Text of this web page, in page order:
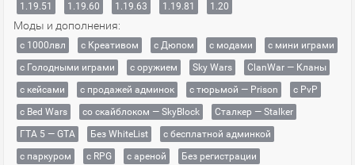
1.19.51
1.19.60 1.19.63 1.19.81 1.20
Моды и дополнения:
с 1000лвл c Креативом с Дюпом с модами
с мини играми
с Голодными играми
с оружием Sky Wars
ClanWar — Кланы
с кейсами
с продажей админок с тюрьмой — Prison
с PvP
с Bed Wars
со скайблоком — SkyBlock
Сталкер — Stalker
ГТА 5 — GTA
Без WhiteList
с бесплатной админкой
с паркуром
с RPG с ареной
Без регистрации